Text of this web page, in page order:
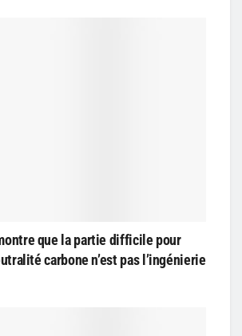
que la partie difficile pour
carbone n’est pas l’ingénierie